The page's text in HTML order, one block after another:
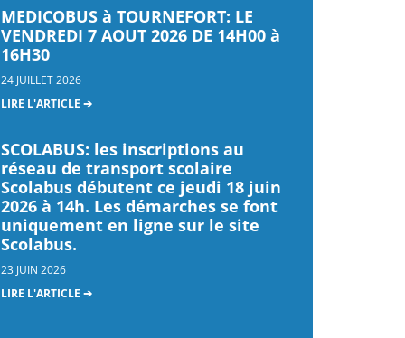
MEDICOBUS à TOURNEFORT: LE
VENDREDI 7 AOUT 2026 DE 14H00 à
16H30
24 JUILLET 2026
LIRE L'ARTICLE ➔
SCOLABUS: les inscriptions au
réseau de transport scolaire
Scolabus débutent ce jeudi 18 juin
2026 à 14h. Les démarches se font
uniquement en ligne sur le site
Scolabus.
23 JUIN 2026
LIRE L'ARTICLE ➔